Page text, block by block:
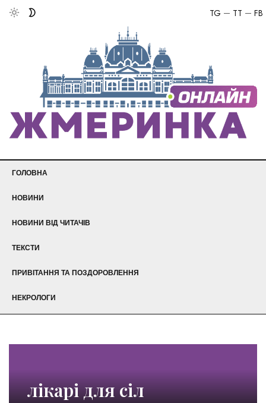
FB
TT
TG
ГОЛОВНА
НОВИНИ
НОВИНИ ВІД ЧИТАЧІВ
ТЕКСТИ
ПРИВІТАННЯ ТА ПОЗДОРОВЛЕННЯ
НЕКРОЛОГИ
лікарі для сіл